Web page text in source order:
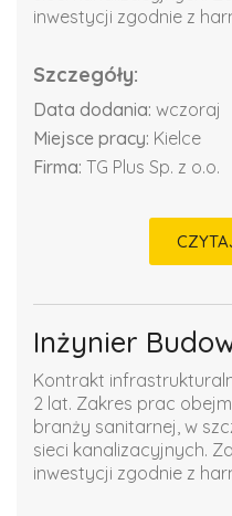
inwestycji zgodnie z
Szczegóły:
Data dodania: wczoraj
Miejsce pracy: Kielce
Firma: TG Plus Sp. z o.o.
Inżynier
Kontrakt
2 lat. Zakres prac
branży sanitarnej, w
sieci kanalizacyjnych.
inwestycji zgodnie z